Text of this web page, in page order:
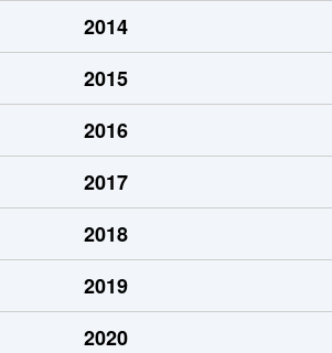
2014
2015
2016
2017
2018
2019
2020